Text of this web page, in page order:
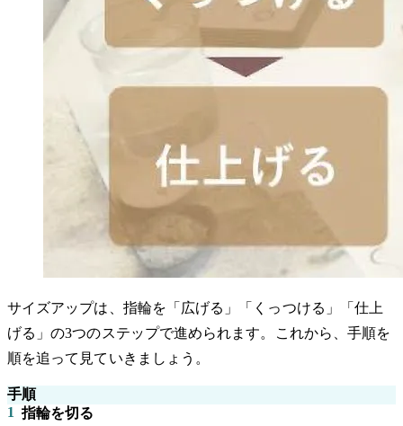
サイズアップは、指輪を「広げる」「くっつける」「仕上
げる」の3つのステップで進められます。これから、手順を
順を追って見ていきましょう。
手順
1 指輪を切る